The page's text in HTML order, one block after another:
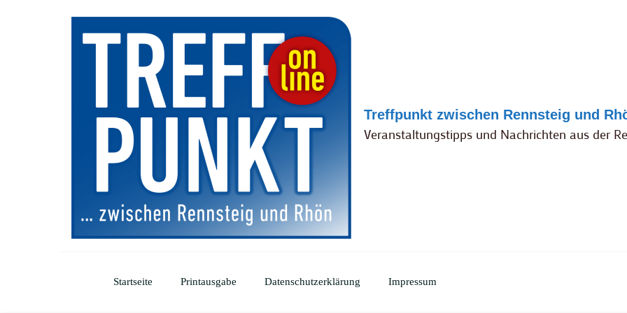
Treffpunkt zwischen Rennsteig und
Veranstaltungstipps und Nachrichten aus der
Startseite Printausgabe Datenschutzerklärung Impressum